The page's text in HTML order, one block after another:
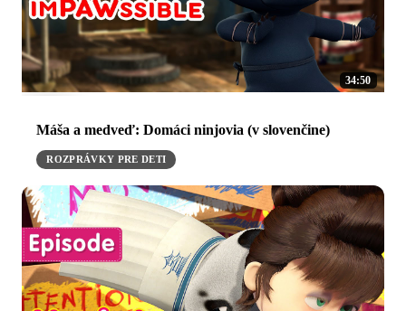
34:50
Máša a medveď: Domáci ninjovia (v slovenčine)
ROZPRÁVKY PRE DETI